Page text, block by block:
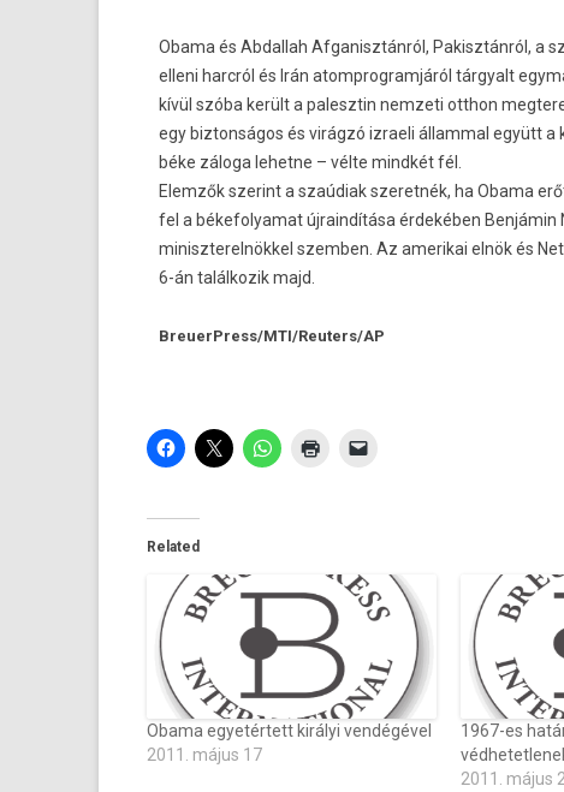
Obama és Ab­dal­lah Af­ganisztán­ról, Pakisztán­ról, a
el­leni harcról és Irán atomprog­ramjáról tár­gyalt
kívül szóba került a palesztin nem­zeti otthon
egy bi­zton­ságos és virágzó iz­raeli államm­al együtt a
béke záloga lehet­ne – vélte mindkét fél.
Elemzők szerint a szaúdiak szeret­nék, ha Obama
fel a békefolyamat újrain­dítása érdekében Benjámin
miniszterel­nökkel szemb­en. Az amerikai elnök és
6-án talál­kozik majd.
BreuerPress/MTI/­Reuters/AP
Related
Obama egyetértett királyi vendégével
2011. május 17
1967-es
2011. május